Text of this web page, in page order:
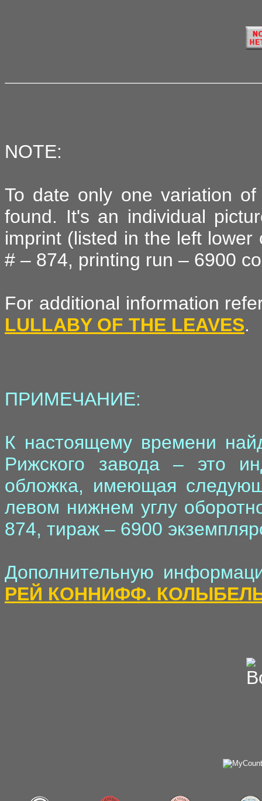
NOTE:
To date only one variation
found. It's an individual
imprint (listed in the left
# – 874, printing run – 6900
For additional information
LULLABY OF THE LEAVES.
ПРИМЕЧАНИЕ:
К настоящему времени
Рижского завода – это
обложка, имеющая
левом нижнем углу
874, тираж – 6900
Дополнительную
РЕЙ КОННИФФ.